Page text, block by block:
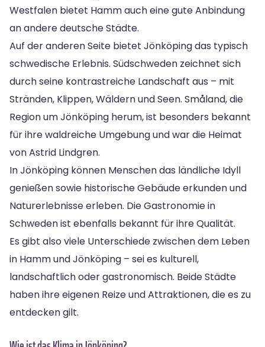
Westfalen bietet Hamm auch eine gute Anbindung
an andere deutsche Städte.
Auf der anderen Seite bietet Jönköping das typisch
schwedische Erlebnis. Südschweden zeichnet sich
durch seine kontrastreiche Landschaft aus – mit
Stränden, Klippen, Wäldern und Seen. Småland, die
Region um Jönköping herum, ist besonders bekannt
für ihre waldreiche Umgebung und war die Heimat
von Astrid Lindgren.
In Jönköping können Menschen das ländliche Idyll
genießen sowie historische Gebäude erkunden und
Naturerlebnisse erleben. Die Gastronomie in
Schweden ist ebenfalls bekannt für ihre Qualität.
Es gibt also viele Unterschiede zwischen dem Leben
in Hamm und Jönköping – sei es kulturell,
landschaftlich oder gastronomisch. Beide Städte
haben ihre eigenen Reize und Attraktionen, die es zu
entdecken gilt.